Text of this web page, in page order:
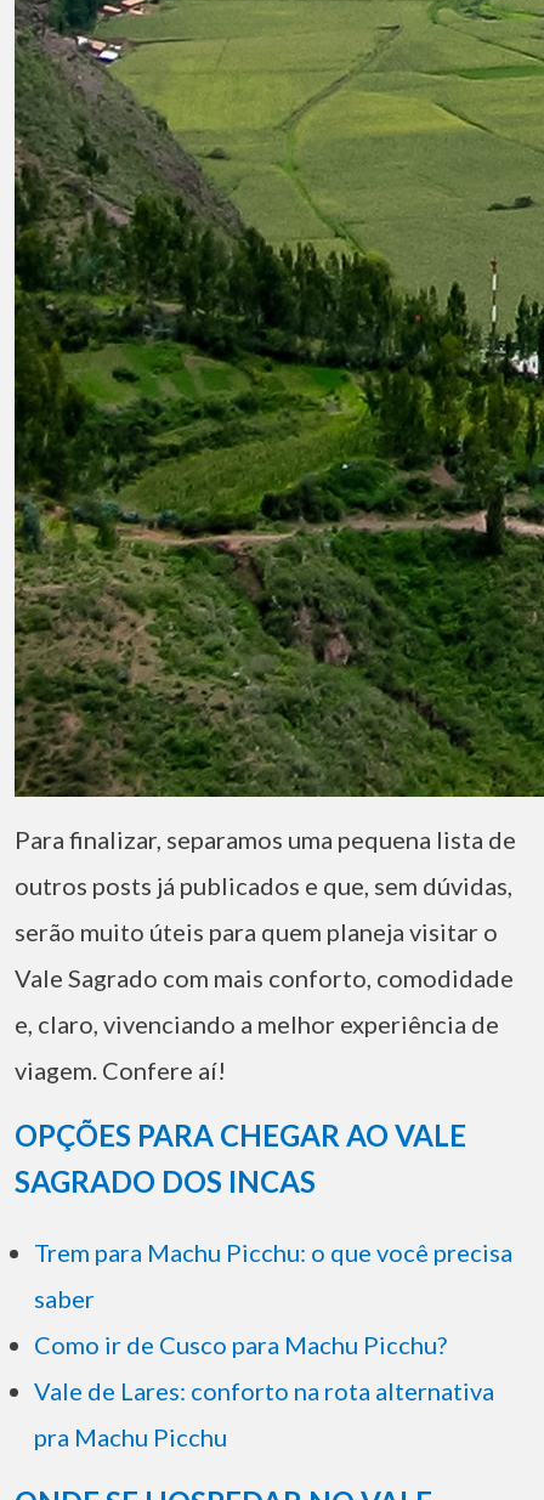
Para finalizar, separamos uma pequena lista de
outros posts já publicados e que, sem dúvidas,
serão muito úteis para quem planeja visitar o
Vale Sagrado com mais conforto, comodidade
e, claro, vivenciando a melhor experiência de
viagem. Confere aí!
OPÇÕES PARA CHEGAR AO VALE
SAGRADO DOS INCAS
Trem para Machu Picchu: o que você precisa
saber
Como ir de Cusco para Machu Picchu?
Vale de Lares: conforto na rota alternativa
pra Machu Picchu